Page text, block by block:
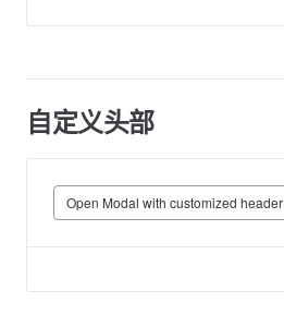
自定义头部
Open Modal with customized header